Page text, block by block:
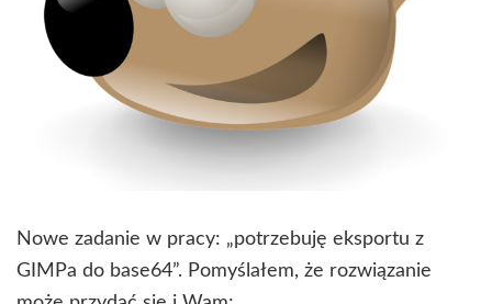
Nowe zadanie w pracy: „potrzebuję eksportu z
GIMPa do base64”. Pomyślałem, że rozwiązanie